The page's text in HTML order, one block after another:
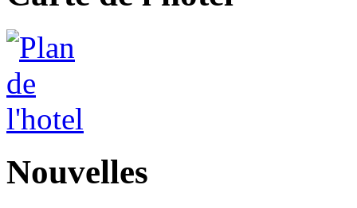
Nouvelles